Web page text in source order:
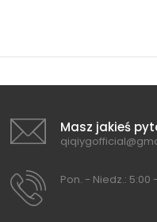
Masz jakieś
Pon. - Niedz.: 5:00